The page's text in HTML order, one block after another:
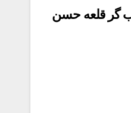
گر قلعه حسن